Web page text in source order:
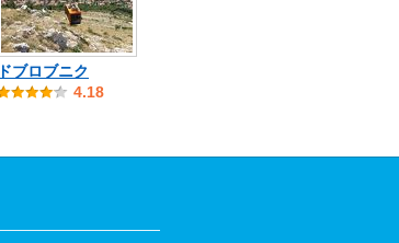
ドブロブニク
4.18